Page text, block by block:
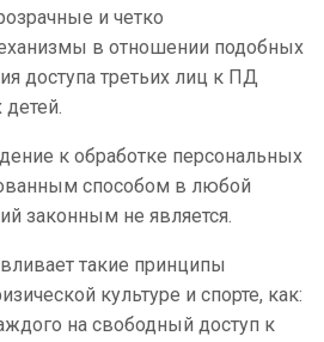
и четко
в отношении подобных
доступа третьих лиц к ПД
к обработке персональных
способом в любой
законным не является.
такие принципы
культуре и спорте, как:
на свободный доступ к